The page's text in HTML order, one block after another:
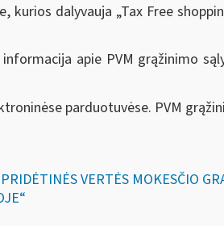
kurios dalyvauja „Tax Free
apie PVM grąžinimo
parduotuvėse. PVM
VERTĖS MOKESČIO